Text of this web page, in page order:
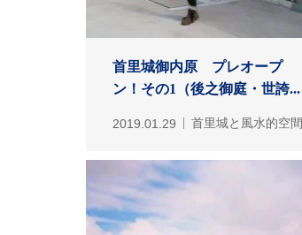
首里城御内原 プレオープ
ン！その1（後之御庭・世誇...
2019.01.29 首里城と風水的空間